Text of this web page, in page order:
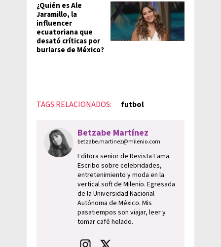
¿Quién es Ale
Jaramillo, la
influencer
ecuatoriana que
desató críticas por
burlarse de México?
TAGS RELACIONADOS: futbol
Betzabe Martínez
betzabe.martinez@milenio.com
Editora senior de Revista Fama.
Escribo sobre celebridades,
entretenimiento y moda en la
vertical soft de Milenio. Egresada
de la Universidad Nacional
Autónoma de México. Mis
pasatiempos son viajar, leer y
tomar café helado.